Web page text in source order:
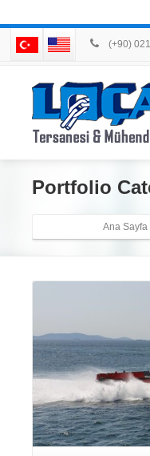
(+90)
Portfolio
Ana Sayfa